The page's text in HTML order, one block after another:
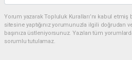
Yorum yazarak Topluluk Kuralları’nı kabul
sitesine yaptığınız yorumunuzla ilgili doğrudan
başınıza üstleniyorsunuz. Yazılan tüm
sorumlu tutulamaz.